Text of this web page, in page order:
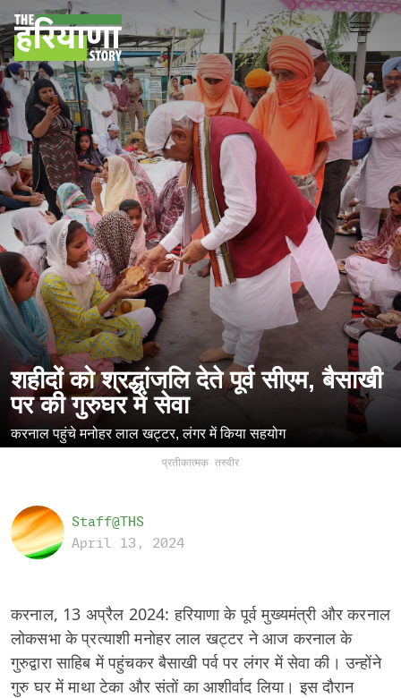
शहीदों को श्रद्धांजलि देते पूर्व सीएम, बैसाखी
पर की गुरुघर में सेवा
करनाल पहुंचे मनोहर लाल खट्टर, लंगर में किया सहयोग
प्रतीकात्मक तस्वीर
Staff@THS
April 13, 2024
करनाल, 13 अप्रैल 2024: हरियाणा के पूर्व मुख्यमंत्री और करनाल
लोकसभा के प्रत्याशी मनोहर लाल खट्टर ने आज करनाल के
गुरुद्वारा साहिब में पहुंचकर बैसाखी पर्व पर लंगर में सेवा की। उन्होंने
गुरु घर में माथा टेका और संतों का आशीर्वाद लिया। इस दौरान